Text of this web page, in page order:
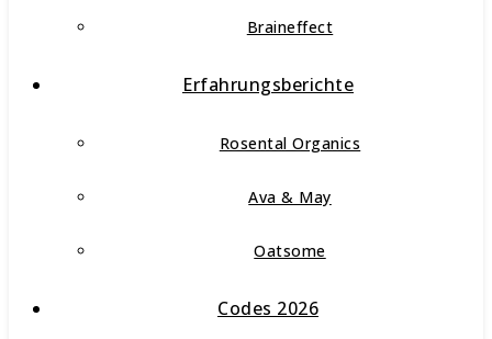
Braineffect
Erfahrungsberichte
Rosental Organics
Ava & May
Oatsome
Codes 2026